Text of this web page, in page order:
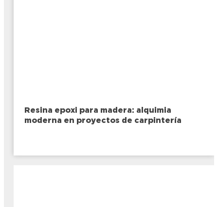
Resina epoxi para madera: alquimia
moderna en proyectos de carpintería